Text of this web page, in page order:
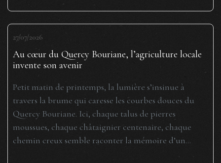
27/07/2026
Au cœur du Quercy Bouriane, l’agriculture locale
invente son avenir
Petit matin de printemps, la lumière s’insinue à
travers la brume qui caresse les courbes douces du
Quercy Bouriane. Ici, chaque talus de pierres
moussues, chaque châtaignier centenaire, chaque
chemin creux semble raconter la mémoire d’un...